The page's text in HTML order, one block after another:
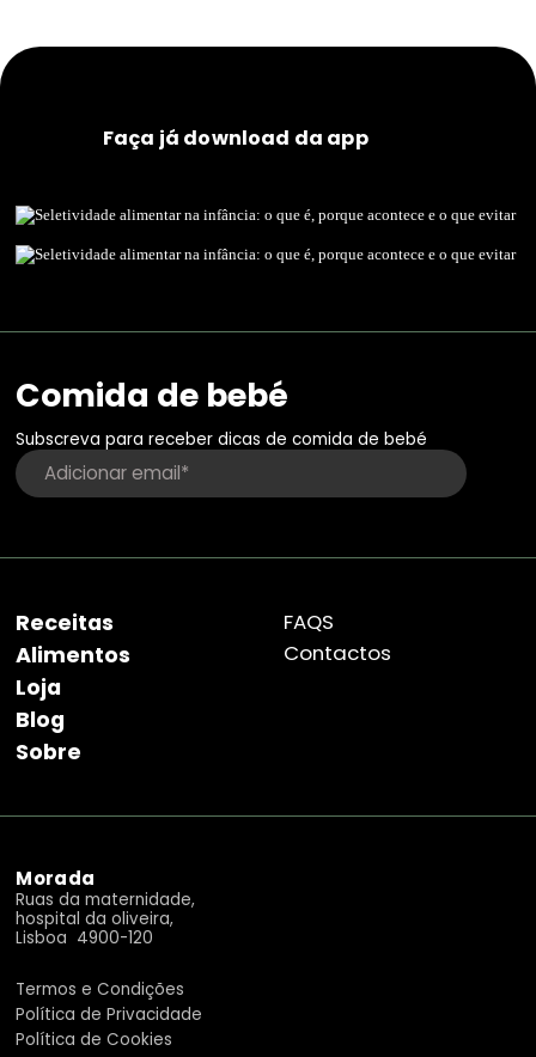
Comida de bebé
Subscreva para receber dicas de comida de bebé
Receitas
Alimentos
Loja
Blog
Sobre
FAQS
Contactos
Faça já download da app
Morada
Ruas da maternidade,
hospital da oliveira,
Lisboa 4900-120
Termos e Condições
Política de Privacidade
Política de Cookies